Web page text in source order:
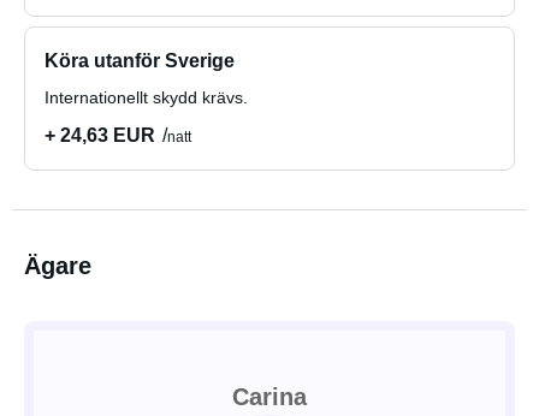
Köra utanför Sverige
Internationellt skydd krävs.
+ 24,63 EUR natt
Ägare
Carina